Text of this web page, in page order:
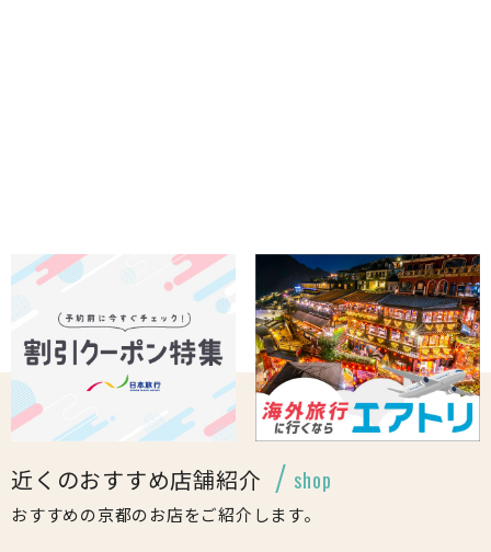
近くのおすすめ店舗紹介 shop
おすすめの京都のお店をご紹介します。